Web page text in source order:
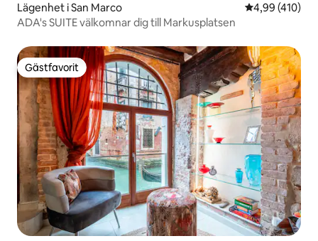
Lägenhet i San Marco 4,99 av 5 i
4,99 (410)
ADA's SUITE välkomnar dig till Markusplatsen
Gästfavorit
Gästfavorit